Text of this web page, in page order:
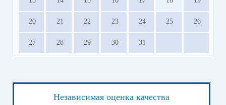
20 21 22 23 24 25 26
27 28 29 30 31
Независимая оценка качества